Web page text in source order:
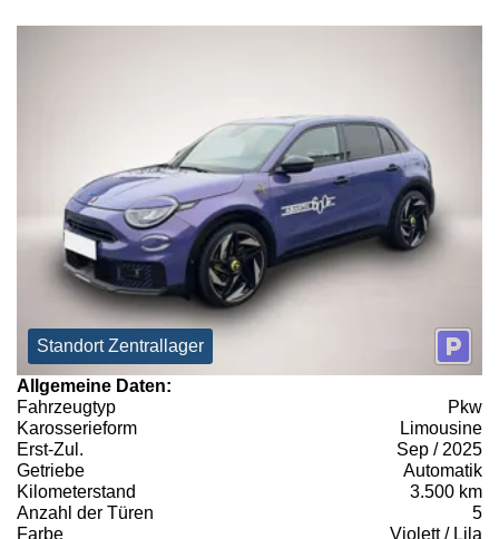
Standort Zentrallager
Allgemeine Daten:
Fahrzeugtyp
Pkw
Karosserieform
Limousine
Erst-Zul.
Sep / 2025
Getriebe
Automatik
Kilometerstand
3.500 km
Anzahl der Türen
5
Farbe
Violett / Lila